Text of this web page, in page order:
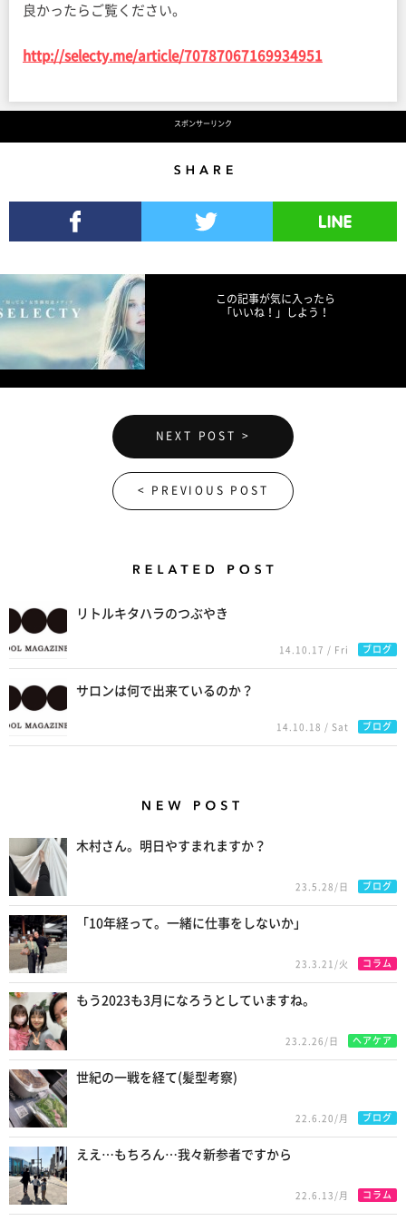
良かったらご覧ください。
http://selecty.me/article/70787067169934951
スポンサーリンク
この記事が気に入ったら
「いいね！」しよう！
NEXT POST >
< PREVIOUS POST
リトルキタハラのつぶやき
14.10.17 / Fri ブログ
サロンは何で出来ているのか？
14.10.18 / Sat ブログ
木村さん。明日やすまれますか？
23.5.28/日 ブログ
「10年経って。一緒に仕事をしないか」
23.3.21/火 コラム
もう2023も3月になろうとしていますね。
23.2.26/日 ヘアケア
世紀の一戦を経て(髪型考察)
22.6.20/月 ブログ
ええ…もちろん…我々新参者ですから
22.6.13/月 コラム